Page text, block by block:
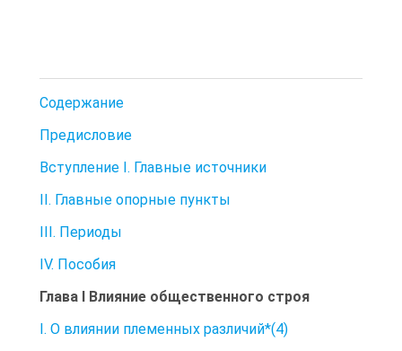
Содержание
Предисловие
Вступление I. Главные источники
II. Главные опорные пункты
III. Периоды
IV. Пособия
Глава I Влияние общественного строя
I. О влиянии племенных различий*(4)